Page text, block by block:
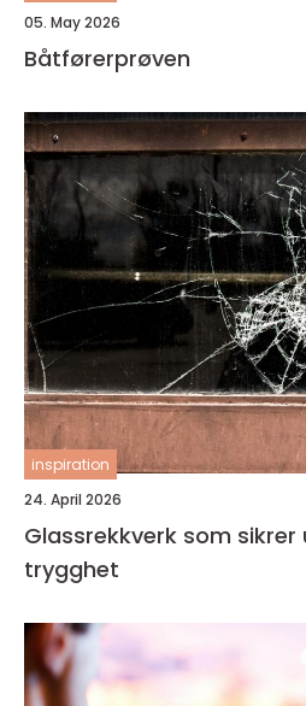
05. May 2026
Båtførerprøven
inspiration
24. April 2026
Glassrekkverk som sikrer
trygghet